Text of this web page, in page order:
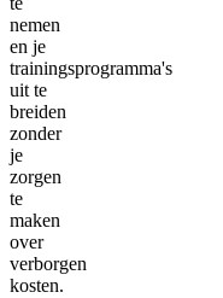
nemen
en je
trainingsprogramma's
uit te
breiden
zonder
je
zorgen
te
maken
over
verborgen
kosten.